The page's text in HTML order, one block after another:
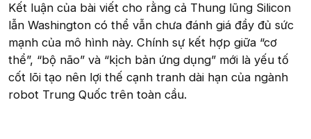
Kết luận của bài viết cho rằng cả Thung lũng Silicon
lẫn Washington có thể vẫn chưa đánh giá đầy đủ sức
mạnh của mô hình này. Chính sự kết hợp giữa “cơ
thể”, “bộ não” và “kịch bản ứng dụng” mới là yếu tố
cốt lõi tạo nên lợi thế cạnh tranh dài hạn của ngành
robot Trung Quốc trên toàn cầu.